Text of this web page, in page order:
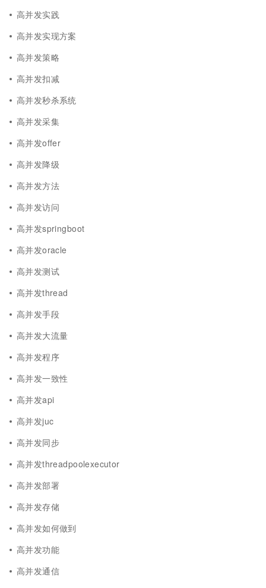
高并发实践
高并发实现方案
高并发策略
高并发扣减
高并发秒杀系统
高并发采集
高并发offer
高并发降级
高并发方法
高并发访问
高并发springboot
高并发oracle
高并发测试
高并发thread
高并发手段
高并发大流量
高并发程序
高并发一致性
高并发api
高并发juc
高并发同步
高并发threadpoolexecutor
高并发部署
高并发存储
高并发如何做到
高并发功能
高并发通信